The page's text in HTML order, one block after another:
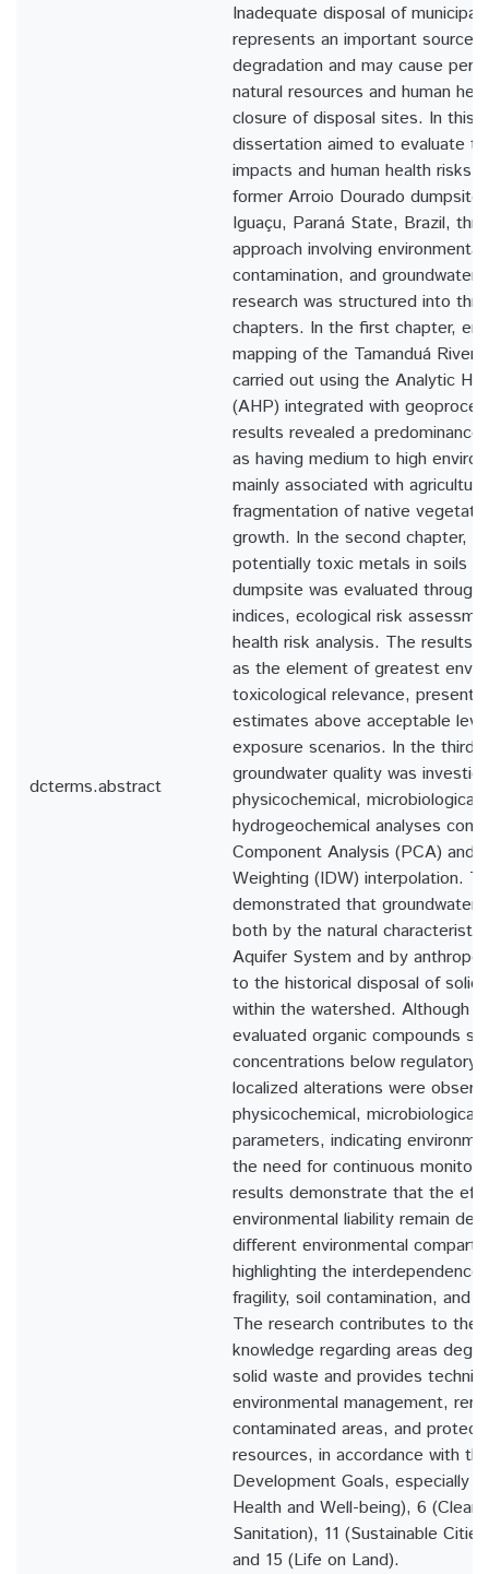
dcterms.abstract
Inadequate disposal of municipal
represents an important source
degradation and may cause
natural resources and human
closure of disposal sites. In this
dissertation aimed to evaluate
impacts and human health risks
former Arroio Dourado
Iguaçu, Paraná State, Brazil,
approach involving
contamination, and groundwater
research was structured into
chapters. In the first chapter,
mapping of the Tamanduá River
carried out using the Analytic
(AHP) integrated with
results revealed a
as having medium to high
mainly associated with
fragmentation of native
growth. In the second chapter,
potentially toxic metals in soils
dumpsite was evaluated through
indices, ecological risk
health risk analysis. The results
as the element of greatest
toxicological relevance,
estimates above acceptable
exposure scenarios. In the third
groundwater quality was
physicochemical, microbiological,
hydrogeochemical analyses
Component Analysis (PCA) and
Weighting (IDW) interpolation.
demonstrated that groundwater
both by the natural
Aquifer System and by
to the historical disposal of solid
within the watershed. Although
evaluated organic compounds
concentrations below regulatory
localized alterations were
physicochemical,
parameters, indicating
the need for continuous
results demonstrate that the
environmental liability remain
different environmental
highlighting the
fragility, soil contamination, and
The research contributes to the
knowledge regarding areas
solid waste and provides
environmental management,
contaminated areas, and
resources, in accordance with
Development Goals, especially
Health and Well-being), 6 (Clean
Sanitation), 11 (Sustainable
and 15 (Life on Land).